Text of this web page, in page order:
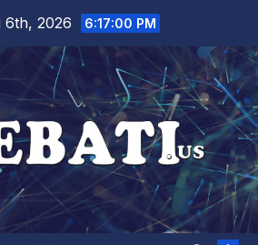
6th, 2026 6:17:01 PM